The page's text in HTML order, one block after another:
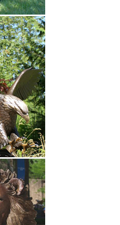
той эпохи,
человекаДревние
Юлия
из самых
сходит с
на такую